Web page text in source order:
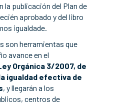
la publicación del Plan de
aprobado y del libro
igualdade.
son herramientas que
avance en el
Orgánica 3/2007, de
igualdad efectiva de
, y llegarán a los
centros de